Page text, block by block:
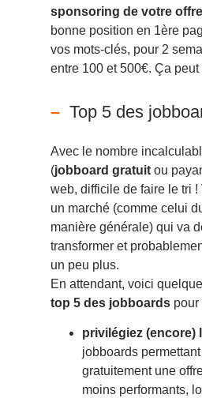
sponsoring de votre offre
bonne position en 1ère
vos mots-clés, pour 2
entre 100 et 500€. Ça
Top 5 des
Avec le nombre
(jobboard gratuit ou
web, difficile de faire le tri
un marché (comme celui
manière générale) qui va
transformer et
un peu plus.
En attendant, voici
top 5 des jobboards pour
privilégiez (encore)
jobboards
gratuitement une
moins performants,